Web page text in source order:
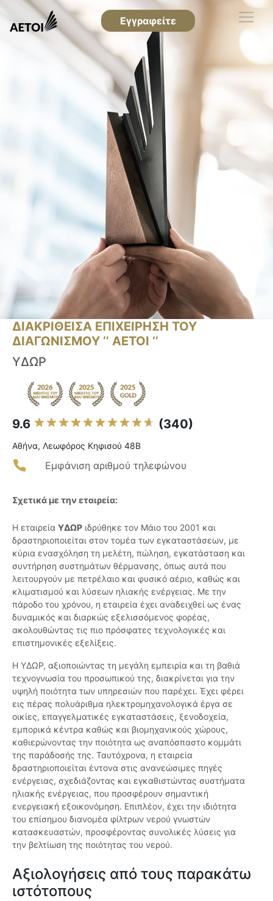
Εγγραφείτε
ΔΙΑΚΡΙΘΕΙΣΑ ΕΠΙΧΕΙΡΗΣΗ ΤΟΥ
ΔΙΑΓΩΝΙΣΜΟΥ ‘’ ΑΕΤΟΙ ‘’
ΥΔΩΡ
9.6 (340)
Αθήνα, Λεωφόρος Κηφισού 48B
Εμφάνιση αριθμού τηλεφώνου
Σχετικά με την εταιρεία:
Η εταιρεία ΥΔΩΡ ιδρύθηκε τον Μάιο του 2001 και
δραστηριοποιείται στον τομέα των εγκαταστάσεων, με
κύρια ενασχόληση τη μελέτη, πώληση, εγκατάσταση και
συντήρηση συστημάτων θέρμανσης, όπως αυτά που
λειτουργούν με πετρέλαιο και φυσικό αέριο, καθώς και
κλιματισμού και λύσεων ηλιακής ενέργειας. Με την
πάροδο του χρόνου, η εταιρεία έχει αναδειχθεί ως ένας
δυναμικός και διαρκώς εξελισσόμενος φορέας,
ακολουθώντας τις πιο πρόσφατες τεχνολογικές και
επιστημονικές εξελίξεις.
Η ΥΔΩΡ, αξιοποιώντας τη μεγάλη εμπειρία και τη βαθιά
τεχνογνωσία του προσωπικού της, διακρίνεται για την
υψηλή ποιότητα των υπηρεσιών που παρέχει. Έχει φέρει
εις πέρας πολυάριθμα ηλεκτρομηχανολογικά έργα σε
οικίες, επαγγελματικές εγκαταστάσεις, ξενοδοχεία,
εμπορικά κέντρα καθώς και βιομηχανικούς χώρους,
καθιερώνοντας την ποιότητα ως αναπόσπαστο κομμάτι
της παράδοσής της. Ταυτόχρονα, η εταιρεία
δραστηριοποιείται έντονα στις ανανεώσιμες πηγές
ενέργειας, σχεδιάζοντας και εγκαθιστώντας συστήματα
ηλιακής ενέργειας, που προσφέρουν σημαντική
ενεργειακή εξοικονόμηση. Επιπλέον, έχει την ιδιότητα
του επίσημου διανομέα φίλτρων νερού γνωστών
κατασκευαστών, προσφέροντας συνολικές λύσεις για
την βελτίωση της ποιότητας του νερού.
Αξιολογήσεις από τους παρακάτω
ιστότοπους